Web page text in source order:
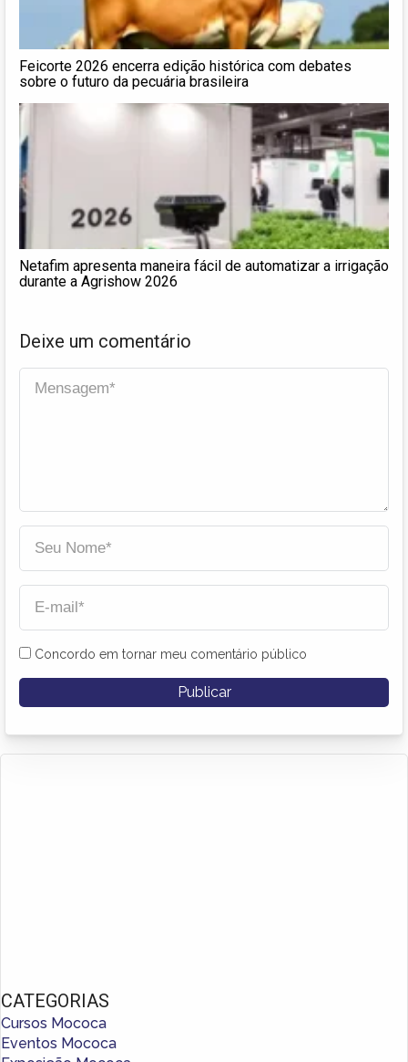
Feicorte 2026 encerra edição histórica com debates
sobre o futuro da pecuária brasileira
Netafim apresenta maneira fácil de automatizar a irrigação
durante a Agrishow 2026
Deixe um comentário
Concordo em tornar meu comentário público
CATEGORIAS
Cursos Mococa
Eventos Mococa